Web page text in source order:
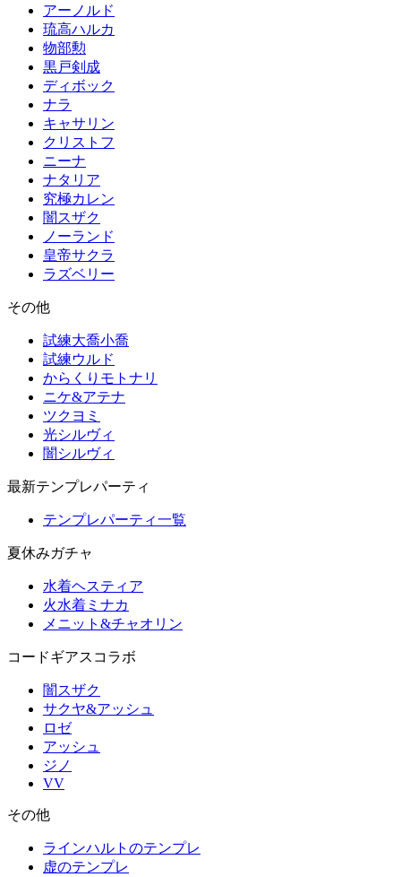
アーノルド
琉高ハルカ
物部勲
黒戸剣成
ディボック
ナラ
キャサリン
クリストフ
ニーナ
ナタリア
究極カレン
闇スザク
ノーランド
皇帝サクラ
ラズベリー
その他
試練大喬小喬
試練ウルド
からくりモトナリ
ニケ&アテナ
ツクヨミ
光シルヴィ
闇シルヴィ
最新テンプレパーティ
テンプレパーティ一覧
夏休みガチャ
水着ヘスティア
火水着ミナカ
メニット&チャオリン
コードギアスコラボ
闇スザク
サクヤ&アッシュ
ロゼ
アッシュ
ジノ
VV
その他
ラインハルトのテンプレ
虚のテンプレ